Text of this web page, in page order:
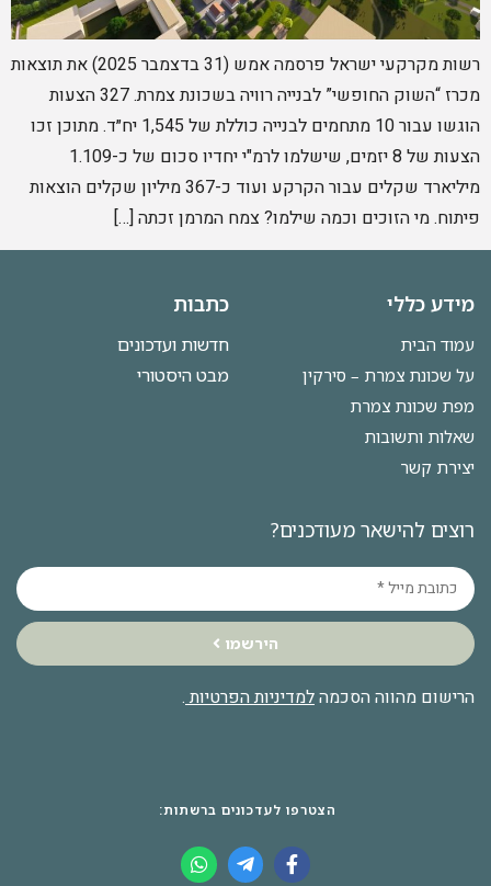
רשות מקרקעי ישראל פרסמה אמש (31 בדצמבר 2025) את תוצאות
מכרז “השוק החופשי” לבנייה רוויה בשכונת צמרת. 327 הצעות
הוגשו עבור 10 מתחמים לבנייה כוללת של 1,545 יח״ד. מתוכן זכו
הצעות של 8 יזמים, שישלמו לרמ"י יחדיו סכום של כ-1.109
מיליארד שקלים עבור הקרקע ועוד כ-367 מיליון שקלים הוצאות
פיתוח. מי הזוכים וכמה שילמו? צמח המרמן זכתה […]
מידע כללי
עמוד הבית
על שכונת צמרת – סירקין
מפת שכונת צמרת
שאלות ותשובות
יצירת קשר
כתבות
חדשות ועדכונים
מבט היסטורי
רוצים להישאר מעודכנים?
הירשמו
הרישום מהווה הסכמהלמדיניות הפרטיות .
הצטרפו לעדכונים ברשתות: